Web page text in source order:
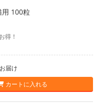
用 100粒
得！
届け
カートに入れる